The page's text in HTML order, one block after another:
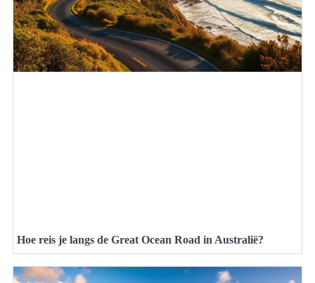
Hoe reis je langs de Great Ocean Road in Australië?